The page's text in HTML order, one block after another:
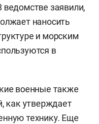
заявили,
наносить
и морским
в
военные также
как утверждает
технику. Еще